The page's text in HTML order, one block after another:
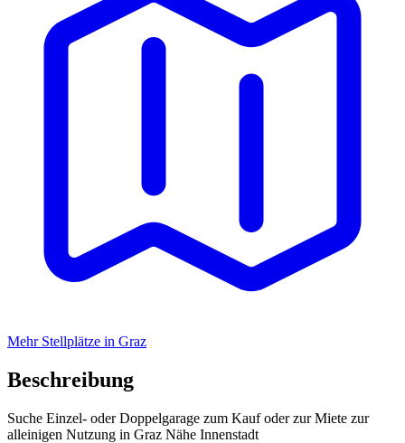
Mehr Stellplätze in Graz
Beschreibung
Suche Einzel- oder Doppelgarage zum Kauf oder zur Miete zur
alleinigen Nutzung in Graz Nähe Innenstadt